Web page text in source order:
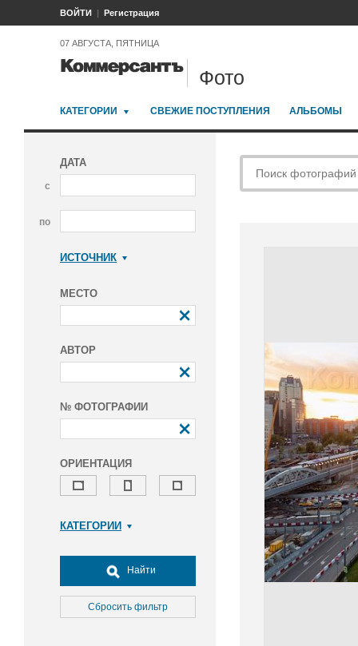
ВОЙТИ Регистрация
07 АВГУСТА, ПЯТНИЦА
Фото
КАТЕГОРИИ СВЕЖИЕ ПОСТУПЛЕНИЯ АЛЬБОМЫ
ДАТА
с
по
ИСТОЧНИК
МЕСТО
АВТОР
№ ФОТОГРАФИИ
ОРИЕНТАЦИЯ
КАТЕГОРИИ
Досуг, туризм и отдых
Культура
Медицина
Найти
Сбросить фильтр